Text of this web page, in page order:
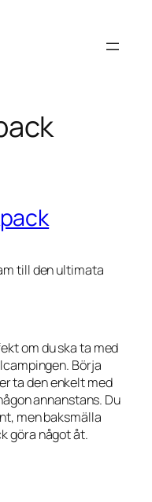
till den ultimata
om du ska ta med
Börja
ta den enkelt med
annanstans. Du
men baksmälla
göra något åt.